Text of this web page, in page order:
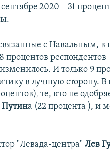
1080p
2020 – 31
с Навальным, в
процентов респондентов
И только 9
в лучшую сторону. В
те, кто не
Путина (22 процента ), и
"Левада-центра"Лев